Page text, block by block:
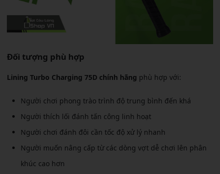
Đối tượng phù hợp
Lining Turbo Charging 75D chính hãng phù hợp với:
Người chơi phong trào trình độ trung bình đến khá
Người thích lối đánh tấn công linh hoạt
Người chơi đánh đôi cần tốc độ xử lý nhanh
Người muốn nâng cấp từ các dòng vợt dễ chơi lên phân
khúc cao hơn